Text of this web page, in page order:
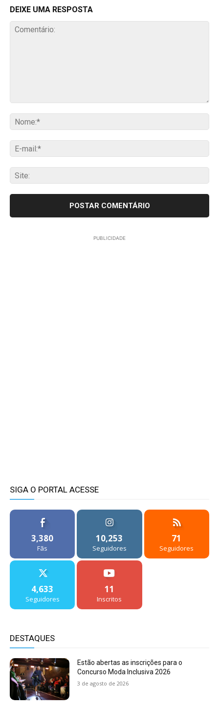
DEIXE UMA RESPOSTA
PUBLICIDADE
SIGA O PORTAL ACESSE
3,380
Fãs
10,253
Seguidores
71
Seguidores
4,633
Seguidores
11
Inscritos
DESTAQUES
Estão abertas as inscrições para o
Concurso Moda Inclusiva 2026
3 de agosto de 2026